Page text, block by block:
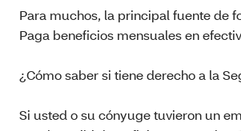
Para muchos, la principal fuente de
Paga beneficios mensuales en
¿Cómo saber si tiene derecho a la
Si usted o su cónyuge tuvieron un